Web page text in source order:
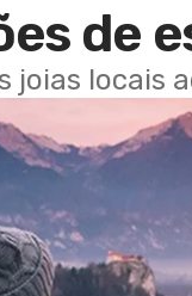
de
joias locais